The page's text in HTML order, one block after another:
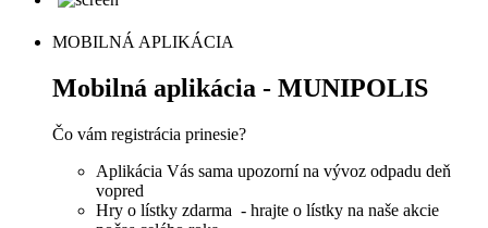
MOBILNÁ APLIKÁCIA
Mobilná aplikácia - MUNIPOLIS
Čo vám registrácia prinesie?
Aplikácia Vás sama upozorní na vývoz odpadu deň
vopred
Hry o lístky zdarma - hrajte o lístky na naše akcie